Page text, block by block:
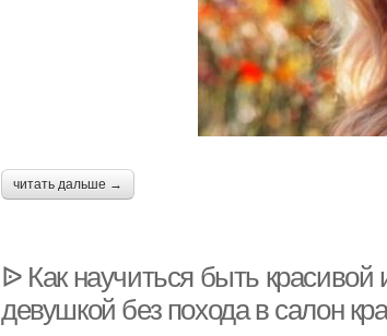
читать дальше →
ᐉ Как научиться быть красивой
девушкой без похода в салон